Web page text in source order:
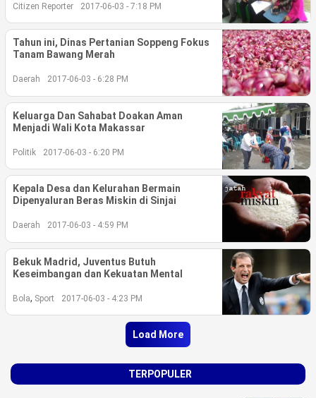
Right
Citizen Reporter 2017-06-03 - 7:18 PM
Tahun ini, Dinas Pertanian Soppeng Fokus
Tanam Bawang Merah
Daerah 2017-06-03 - 6:28 PM
Keluarga Dan Sahabat Doakan Aman
Menjadi Wali Kota Makassar
Politik 2017-06-03 - 6:20 PM
Kepala Desa dan Kelurahan Bermain
Dipenyaluran Beras Miskin di Sinjai
Daerah 2017-06-03 - 4:59 PM
Bekuk Madrid, Juventus Butuh
Keseimbangan dan Kekuatan Mental
Bola, Sport 2017-06-03 - 4:23 PM
Load More
TERPOPULER